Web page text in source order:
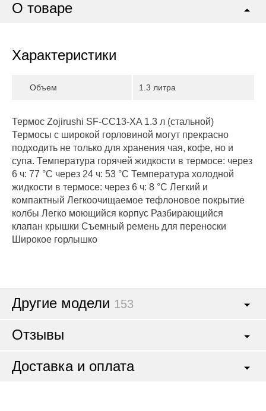
О товаре
Характеристики
Объем 1.3 литра
Термос Zojirushi SF-CC13-XA 1.3 л (стальной)
Термосы с широкой горловиной могут прекрасно
подходить не только для хранения чая, кофе, но и
супа. Температура горячей жидкости в термосе: через
6 ч: 77 °C через 24 ч: 53 °C Температура холодной
жидкости в термосе: через 6 ч: 8 °C Легкий и
компактный Легкоочищаемое тефлоновое покрытие
колбы Легко моющийся корпус Разбирающийся
клапан крышки Съемный ремень для переноски
Широкое горлышко
Другие модели 153
Отзывы
Доставка и оплата